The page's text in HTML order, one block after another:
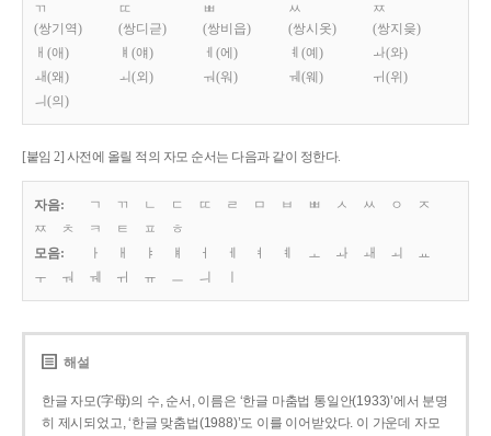
ㄲ
(쌍기역)
ㄸ
(쌍디귿)
ㅃ
(쌍비읍)
ㅆ
(쌍시옷)
ㅉ
(쌍지읒)
ㅐ(애)
ㅒ(얘) ㅔ(에) ㅖ(예)
ㅘ(와)
ㅙ(왜)
ㅚ(외) ㅝ(워) ㅞ(웨)
ㅟ(위)
ㅢ(의)
[붙임 2] 사전에 올릴 적의 자모 순서는 다음과 같이 정한다.
자음: ㄱ ㄲ ㄴ ㄷ ㄸ ㄹ ㅁ ㅂ ㅃ ㅅ ㅆ ㅇ
ㅈ
ㅉ
ㅊ ㅋ ㅌ ㅍ
ㅎ
모음:
ㅏ ㅐ ㅑ ㅒ ㅓ ㅔ ㅕ ㅖ ㅗ ㅘ ㅙ ㅚ
ㅛ
ㅜ
ㅝ ㅞ ㅟ ㅠ ㅡ ㅢ
해설
한글 자모(字母)의 수, 순서, 이름은 ‘한글 마춤법 통일안(1933)’에서 분명
히 제시되었고, ‘한글 맞춤법(1988)’도 이를 이어받았다. 이 가운데 자모